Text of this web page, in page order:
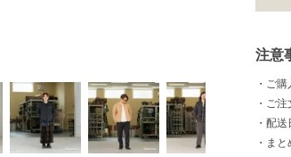
注意
・ご
・ご
・配
・ま